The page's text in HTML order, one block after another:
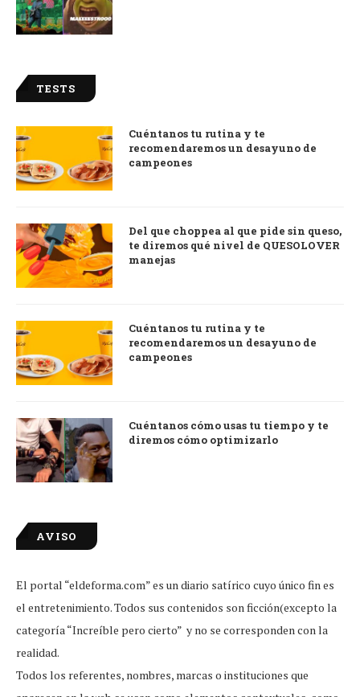
TESTS
Cuéntanos tu rutina y te
recomendaremos un desayuno de
campeones
Del que choppea al que pide sin queso,
te diremos qué nivel de QUESOLOVER
manejas
Cuéntanos tu rutina y te
recomendaremos un desayuno de
campeones
Cuéntanos cómo usas tu tiempo y te
diremos cómo optimizarlo
AVISO
El portal “eldeforma.com” es un diario satírico cuyo único fin es
el entretenimiento. Todos sus contenidos son ficción(excepto la
categoría “Increíble pero cierto” y no se corresponden con la
realidad.
Todos los referentes, nombres, marcas o instituciones que